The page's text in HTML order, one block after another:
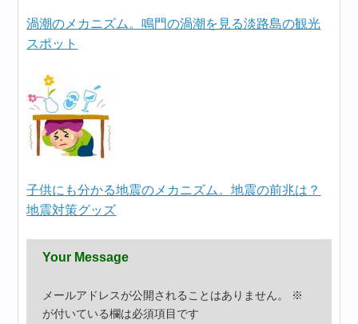
渦潮のメカニズム。鳴門の渦潮を見る淡路島の観光
スポット
子供にも分かる地震のメカニズム。地震の前兆は？
地震対策グッズ
Your Message
メールアドレスが公開されることはありません。
※
が付いている欄は必須項目です